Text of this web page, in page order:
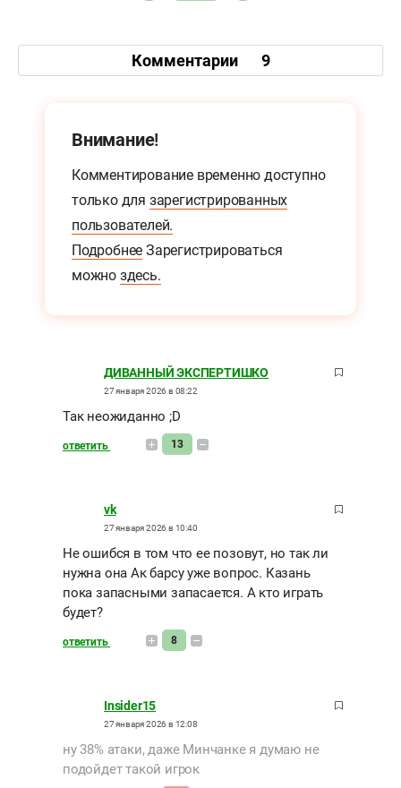
Комментарии 9
Внимание!
Комментирование временно доступно
только для зарегистрированных
пользователей.
Подробнее Зарегистрироваться
можно здесь.
ДИВАННЫЙ ЭКСПЕРТИШКО
27 января 2026 в 08:22
Так неожиданно ;D
ответить 13
vk
27 января 2026 в 10:40
Не ошибся в том что ее позовут, но так ли
нужна она Ак барсу уже вопрос. Казань
пока запасными запасается. А кто играть
будет?
ответить 8
Insider15
27 января 2026 в 12:08
ну 38% атаки, даже Минчанке я думаю не
подойдет такой игрок